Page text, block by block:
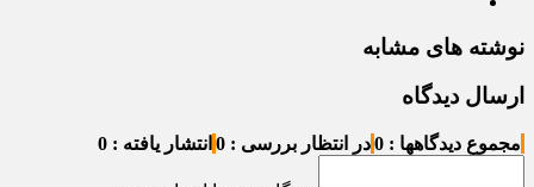
نوشته های مشابه
ارسال دیدگاه
مجموع دیدگاهها : 0 در انتظار بررسی : 0 انتشار یافته : 0